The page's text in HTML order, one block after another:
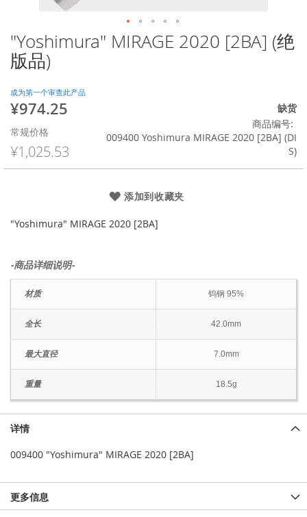
"Yoshimura" MIRAGE 2020 [2BA] (绝
版品)
成为第一个审查此产品
特
价
格
¥974.25
常规价格
¥1,025.53
缺货
商品编号
009400 Yoshimura MIRAGE 2020 [2BA] (DI
S)
添加到收藏夹
"Yoshimura" MIRAGE 2020 [2BA]
-商品详细说明-
材质 钨钢 95%
全长 42.0mm
最大直径 7.0mm
重量 18.5g
跳
转
到
像
库
开
头
详情
009400 "Yoshimura" MIRAGE 2020 [2BA]
更多信息